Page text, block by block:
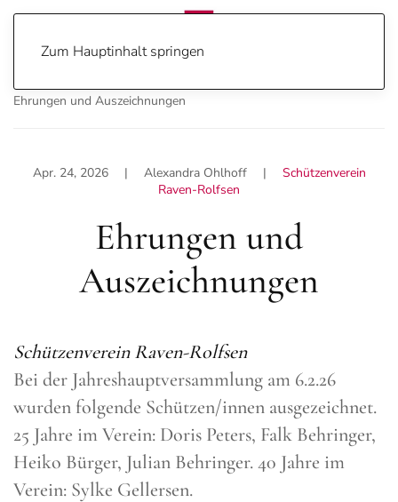
Zum Hauptinhalt springen
Ehrungen und Auszeichnungen
Apr. 24, 2026| Alexandra Ohlhoff | Schützenverein
Raven-Rolfsen
Ehrungen und
Auszeichnungen
Schützenverein Raven-Rolfsen
Bei der Jahreshauptversammlung am 6.2.26
wurden folgende Schützen/innen ausgezeichnet.
25 Jahre im Verein: Doris Peters, Falk Behringer,
Heiko Bürger, Julian Behringer. 40 Jahre im
Verein: Sylke Gellersen.